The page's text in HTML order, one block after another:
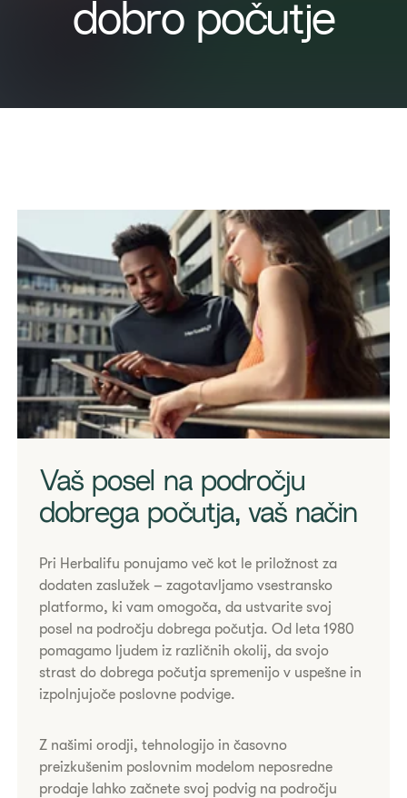
dobro počutje
Coach client tablet
Vaš posel na področju
dobrega počutja, vaš način
​​​​​​​Pri Herbalifu ponujamo več kot le priložnost za
dodaten zaslužek – zagotavljamo vsestransko
platformo, ki vam omogoča, da ustvarite svoj
posel na področju dobrega počutja. Od leta 1980
pomagamo ljudem iz različnih okolij, da svojo
strast do dobrega počutja spremenijo v uspešne in
izpolnjujoče poslovne podvige.​
​​​Z našimi orodji, tehnologijo in časovno
preizkušenim poslovnim modelom neposredne
prodaje lahko začnete svoj podvig na področju